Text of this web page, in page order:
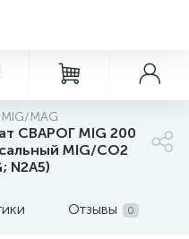
MAG
СВАРОГ MIG 200
MIG/CO2
N2A5)
Отзывы 0